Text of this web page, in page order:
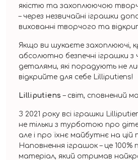
якістю та захоплюючою
– через незвичайні іграшки
вихованні творчого та
Якщо ви шукаєте захоплюючі,
абсолютно безпечні іграшки з
деталями, які порадують не
відкрийте для себе Lilliputiens!
Lilliputiens – світ, сповнений
З 2021 року всі іграшки
не тільки з турботою про
але і про їхнє майбутнє на цій
Наповнення іграшок – це 100%
матеріал, який отримав